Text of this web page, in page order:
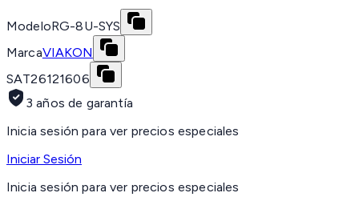
ModeloRG-8U-SYS
MarcaVIAKON
SAT26121606
3 años de garantía
Inicia sesión para ver precios especiales
Iniciar Sesión
Inicia sesión para ver precios especiales